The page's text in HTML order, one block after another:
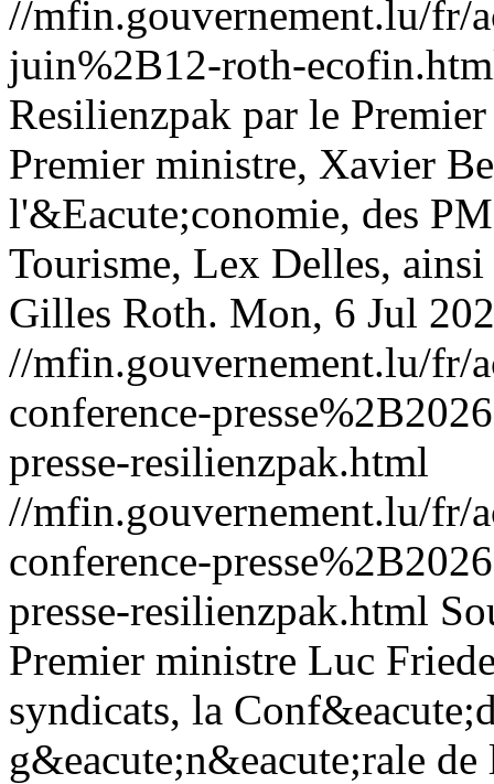
//mfin.gouvernement.lu/fr/
juin%2B12-roth-
Resilienzpak par le
Premier ministre, Xavier
l'&Eacute;conomie, des
Tourisme, Lex Delles,
Gilles Roth. Mon, 6 Jul
//mfin.gouvernement.lu/fr/
conference-
presse-resilienzpak.html
//mfin.gouvernement.lu/fr/
conference-
presse-resilienzpak.html
Premier ministre Luc
syndicats, la
g&eacute;n&eacute;rale